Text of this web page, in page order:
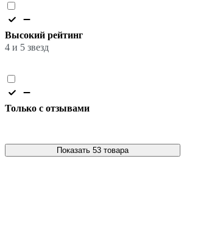
Высокий рейтинг
4 и 5 звезд
Только с отзывами
Показать 53 товара